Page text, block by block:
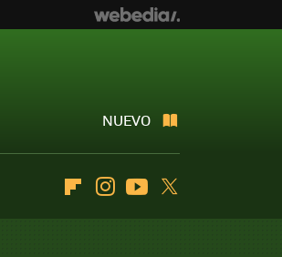
NUEVO
FlipboardInstagramYoutube